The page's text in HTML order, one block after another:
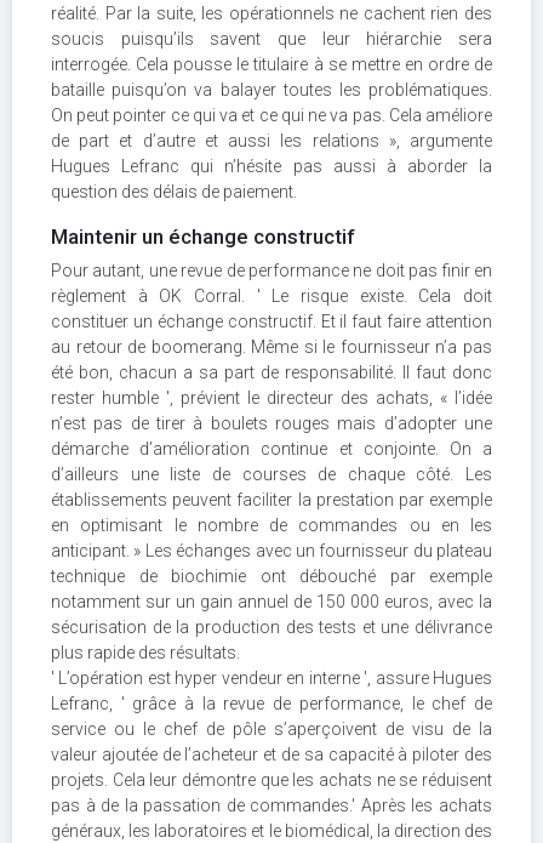
réalité. Par la suite, les opérationnels ne cachent rien des
soucis puisqu’ils savent que leur hiérarchie sera
interrogée. Cela pousse le titulaire à se mettre en ordre de
bataille puisqu’on va balayer toutes les problématiques.
On peut pointer ce qui va et ce qui ne va pas. Cela améliore
de part et d’autre et aussi les relations », argumente
Hugues Lefranc qui n’hésite pas aussi à aborder la
question des délais de paiement.
Maintenir un échange constructif
Pour autant, une revue de performance ne doit pas finir en
règlement à OK Corral. ' Le risque existe. Cela doit
constituer un échange constructif. Et il faut faire attention
au retour de boomerang. Même si le fournisseur n’a pas
été bon, chacun a sa part de responsabilité. Il faut donc
rester humble ', prévient le directeur des achats, « l’idée
n’est pas de tirer à boulets rouges mais d’adopter une
démarche d’amélioration continue et conjointe. On a
d’ailleurs une liste de courses de chaque côté. Les
établissements peuvent faciliter la prestation par exemple
en optimisant le nombre de commandes ou en les
anticipant. » Les échanges avec un fournisseur du plateau
technique de biochimie ont débouché par exemple
notamment sur un gain annuel de 150 000 euros, avec la
sécurisation de la production des tests et une délivrance
plus rapide des résultats.
' L’opération est hyper vendeur en interne ', assure Hugues
Lefranc, ' grâce à la revue de performance, le chef de
service ou le chef de pôle s’aperçoivent de visu de la
valeur ajoutée de l’acheteur et de sa capacité à piloter des
projets. Cela leur démontre que les achats ne se réduisent
pas à de la passation de commandes.' Après les achats
généraux, les laboratoires et le biomédical, la direction des